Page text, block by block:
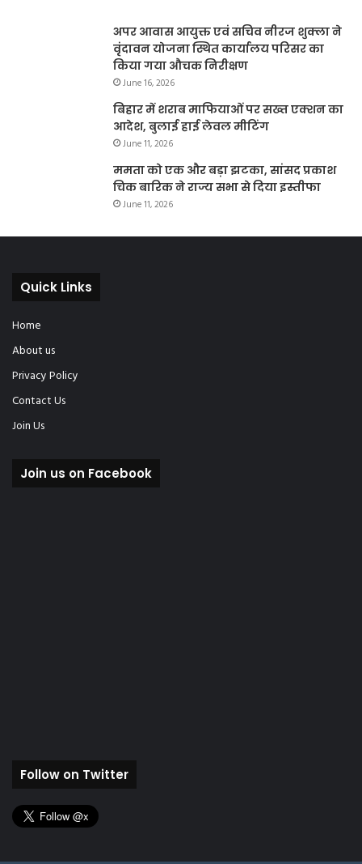
अपर आवास आयुक्त एवं सचिव नीरज शुक्ला ने
वृंदावन योजना स्थित कार्यालय परिसर का
किया गया औचक निरीक्षण
June 16, 2026
बिहार में शराब माफियाओं पर सख्त एक्शन का
आदेश, बुलाई हाई लेवल मीटिंग
June 11, 2026
ममता को एक और बड़ा झटका, सांसद प्रकाश
चिक बारिक ने राज्य सभा से दिया इस्तीफा
June 11, 2026
Quick Links
Home
About us
Privacy Policy
Contact Us
Join Us
Join us on Facebook
Follow on Twitter